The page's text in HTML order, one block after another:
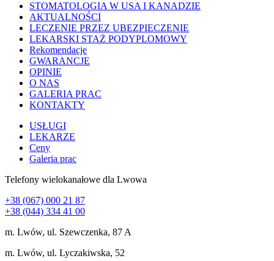
STOMATOLOGIA W USA I KANADZIE
AKTUALNOŚCI
LECZENIE PRZEZ UBEZPIECZENIE
LEKARSKI STAŻ PODYPLOMOWY
Rekomendacje
GWARANCJE
OPINIE
O NAS
GALERIA PRAC
KONTAKTY
USŁUGI
LEKARZE
Ceny
Galeria prac
Telefony wielokanałowe dla Lwowa
+38 (067) 000 21 87
+38 (044) 334 41 00
m. Lwów, ul. Szewczenka, 87 A
m. Lwów, ul. Lyczakiwska, 52